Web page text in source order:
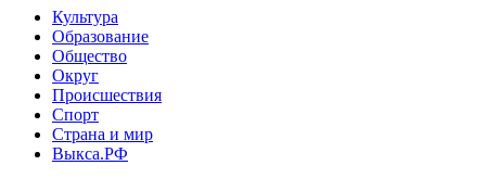
Культура
Образование
Общество
Округ
Происшествия
Спорт
Страна и мир
Выкса.РФ